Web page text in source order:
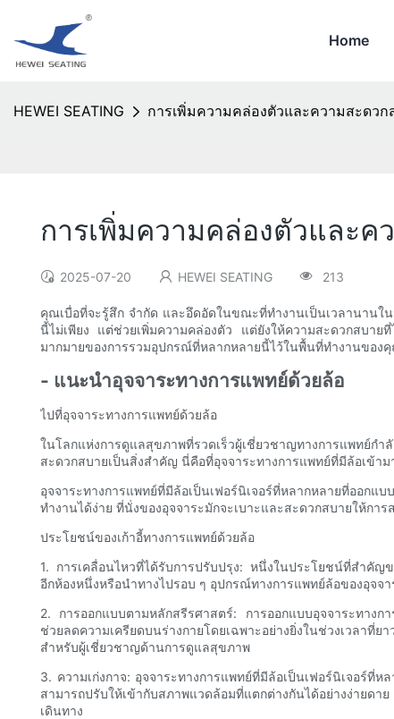
Home
HEWEI SEATING การเพิ่มความคล่องตัวและความสะดว
การเพิ่มความคล่องตัวและค
2025-07-20 HEWEI SEATING 213
คุณเบื่อที่จะรู้สึก จำกัด และอึดอัดในขณะที่ทำงานเป็นเวลานานใ
นี้ไม่เพียง แต่ช่วยเพิ่มความคล่องตัว แต่ยังให้ความสะดวกสบาย
มากมายของการรวมอุปกรณ์ที่หลากหลายนี้ไว้ในพื้นที่ทำงานของ
- แนะนำอุจจาระทางการแพทย์ด้วยล้อ
ไปที่อุจจาระทางการแพทย์ด้วยล้อ
ในโลกแห่งการดูแลสุขภาพที่รวดเร็วผู้เชี่ยวชาญทางการแพทย์กำ
สะดวกสบายเป็นสิ่งสำคัญ นี่คือที่อุจจาระทางการแพทย์ที่มีล้อเข้
อุจจาระทางการแพทย์ที่มีล้อเป็นเฟอร์นิเจอร์ที่หลากหลายที่ออก
ทำงานได้ง่าย ที่นั่งของอุจจาระมักจะเบาะและสะดวกสบายให้ก
ประโยชน์ของเก้าอี้ทางการแพทย์ด้วยล้อ
1. การเคลื่อนไหวที่ได้รับการปรับปรุง: หนึ่งในประโยชน์ที่สำคัญ
อีกห้องหนึ่งหรือนำทางไปรอบ ๆ อุปกรณ์ทางการแพทย์ล้อของอุจ
2. การออกแบบตามหลักสรีรศาสตร์: การออกแบบอุจจาระทางก
ช่วยลดความเครียดบนร่างกายโดยเฉพาะอย่างยิ่งในช่วงเวล
สำหรับผู้เชี่ยวชาญด้านการดูแลสุขภาพ
3. ความเก่งกาจ: อุจจาระทางการแพทย์ที่มีล้อเป็นเฟอร์นิเจอร์
สามารถปรับให้เข้ากับสภาพแวดล้อมที่แตกต่างกันได้อย่างง่ายด
เดินทาง